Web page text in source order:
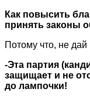
Как повысить
принять законы
Потому что, не дай
-Эта партия
защищает и не
до лампочки!